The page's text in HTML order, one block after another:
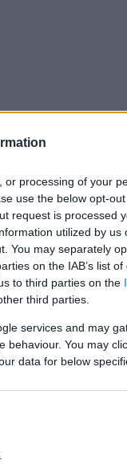
or processing of your
use the below opt-
request is processed
utilized by us
You may separately
on the IAB’s list of
to third parties on the
third parties.
services and may
behaviour. You may
data for below